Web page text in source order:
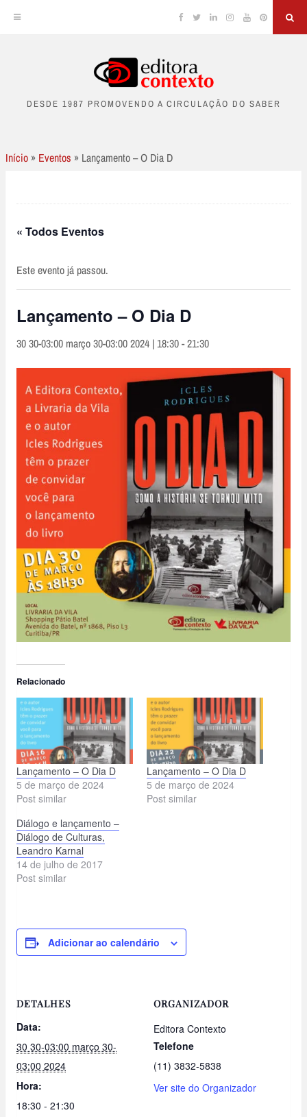
content
Facebook
TwitterLinkedinInstagram
YouTubePinterest
DESDE 1987 PROMOVENDO A CIRCULAÇÃO DO SABER
Início » Eventos » Lançamento – O Dia D
« Todos Eventos
Este evento já passou.
Lançamento – O Dia D
30 30-03:00 março 30-03:00 2024 | 18:30-21:30
Relacionado
Lançamento – O Dia D
5 de março de 2024
Post similar
Lançamento – O Dia D
5 de março de 2024
Post similar
Diálogo e lançamento –
Diálogo de Culturas,
Leandro Karnal
14 de julho de 2017
Post similar
Adicionar ao calendário
DETALHES
Data:
30 30-03:00 março 30-
03:00 2024
Hora:
18:30 - 21:30
ORGANIZADOR
Editora Contexto
Telefone
(11) 3832-5838
Ver site do Organizador